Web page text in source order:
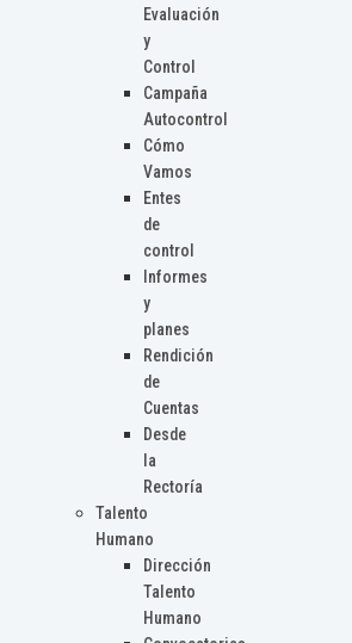
Evaluación
y
Control
Campaña
Autocontrol
Cómo
Vamos
Entes
de
control
Informes
y
planes
Rendición
de
Cuentas
Desde
la
Rectoría
Talento
Humano
Dirección
Talento
Humano